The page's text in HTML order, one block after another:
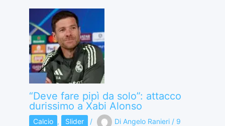
“Deve fare pipì da solo”: attacco
durissimo a Xabi Alonso
Calcio , Slider / Di Angelo Ranieri / 9